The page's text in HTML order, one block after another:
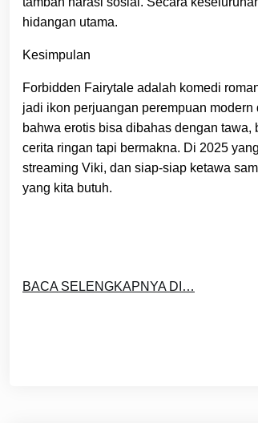
hidangan utama.
Kesimpulan
Forbidden Fairytale adalah komedi
jadi ikon perjuangan perempuan
bahwa erotis bisa dibahas dengan
cerita ringan tapi bermakna. Di 2025
streaming Viki, dan siap-siap ketawa
yang kita butuh.
BACA SELENGKAPNYA DI…